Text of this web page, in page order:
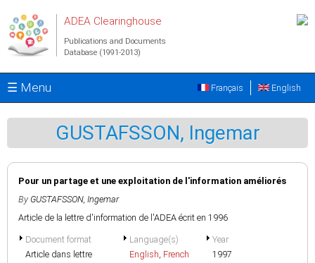
ADEA Clearinghouse
Publications and Documents
Database (1991-2013)
☰ Menu English
Français
GUSTAFSSON, Ingemar
Pour un partage et une exploitation de l'information améliorés
By GUSTAFSSON, Ingemar
Article de la lettre d'information de l'ADEA écrit en 1996
Document format
Article dans lettre
Language(s)
English, French
Year
1997